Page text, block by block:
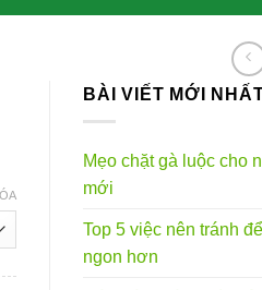
BÀI VIẾT MỚI
Mẹo chặt gà luộc cho
mới
Top 5 việc nên tránh
ngon hơn